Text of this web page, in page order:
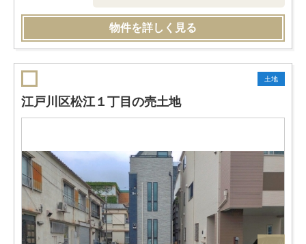
物件を詳しく見る
土地
江戸川区松江１丁目の売土地